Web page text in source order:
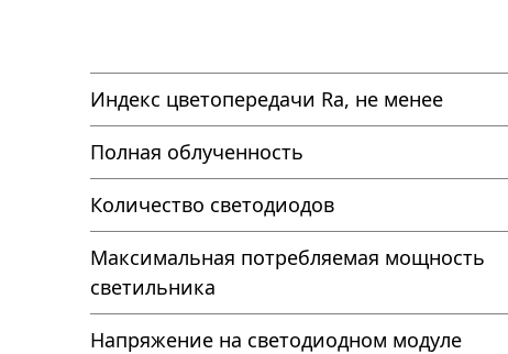
Индекс цветопередачи Ra, не менее
Полная облученность
Количество светодиодов
Максимальная потребляемая мощность
светильника
Напряжение на светодиодном модуле